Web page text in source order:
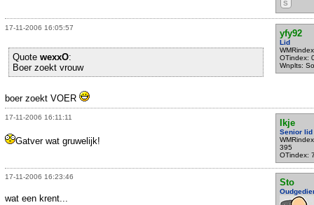
S
17-11-2006 16:05:57
yfy92
Lid
OTindex:
Wnplts:
Quote wexxO:
Boer zoekt vrouw
boer zoekt VOER
17-11-2006 16:11:11
Ikje
Senior lid
395
OTindex:
Gatver wat gruwelijk!
17-11-2006 16:23:46
Sto
wat een krent...